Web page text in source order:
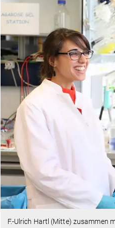
F.-Ulrich Hartl (Mitte) zusammen